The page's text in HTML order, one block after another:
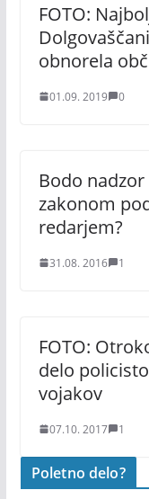
FOTO:
obnorela
01.09. 2019 0
Bodo
zakonom
redarjem?
31.08. 2016 1
FOTO:
delo
vojakov
07.10. 2017 1
Poletno delo?